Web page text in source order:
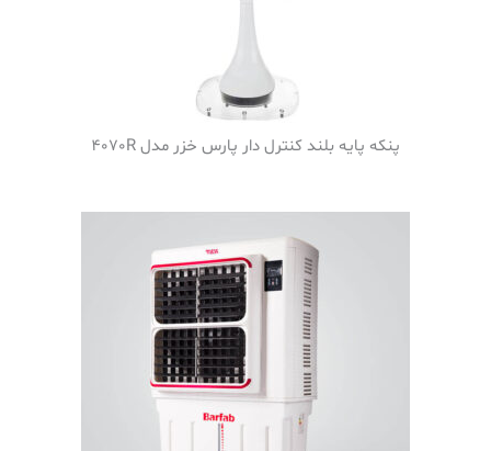
پنکه پایه بلند کنترل دار پارس خزر مدل 4070R